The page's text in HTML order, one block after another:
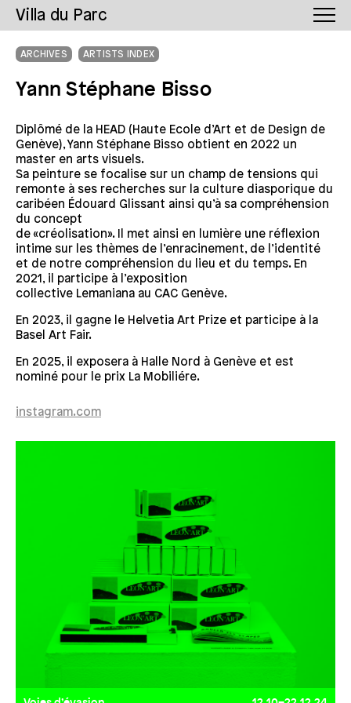
Villa du Parc
ARCHIVES ARTISTS INDEX
Yann Stéphane Bisso
Diplômé de la HEAD (Haute Ecole d’Art et de Design de
Genève), Yann Stéphane Bisso obtient en 2022 un
master en arts visuels.
Sa peinture se focalise sur un champ de tensions qui
remonte à ses recherches sur la culture diasporique du
caribéen Édouard Glissant ainsi qu’à sa compréhension
du concept
de «créolisation». Il met ainsi en lumière une réflexion
intime sur les thèmes de l’enracinement, de l’identité
et de notre compréhension du lieu et du temps. En
2021, il participe à l’exposition
collective Lemaniana au CAC Genève.
En 2023, il gagne le Helvetia Art Prize et participe à la
Basel Art Fair.
En 2025, il exposera à Halle Nord à Genève et est
nominé pour le prix La Mobiliére.
instagram.com